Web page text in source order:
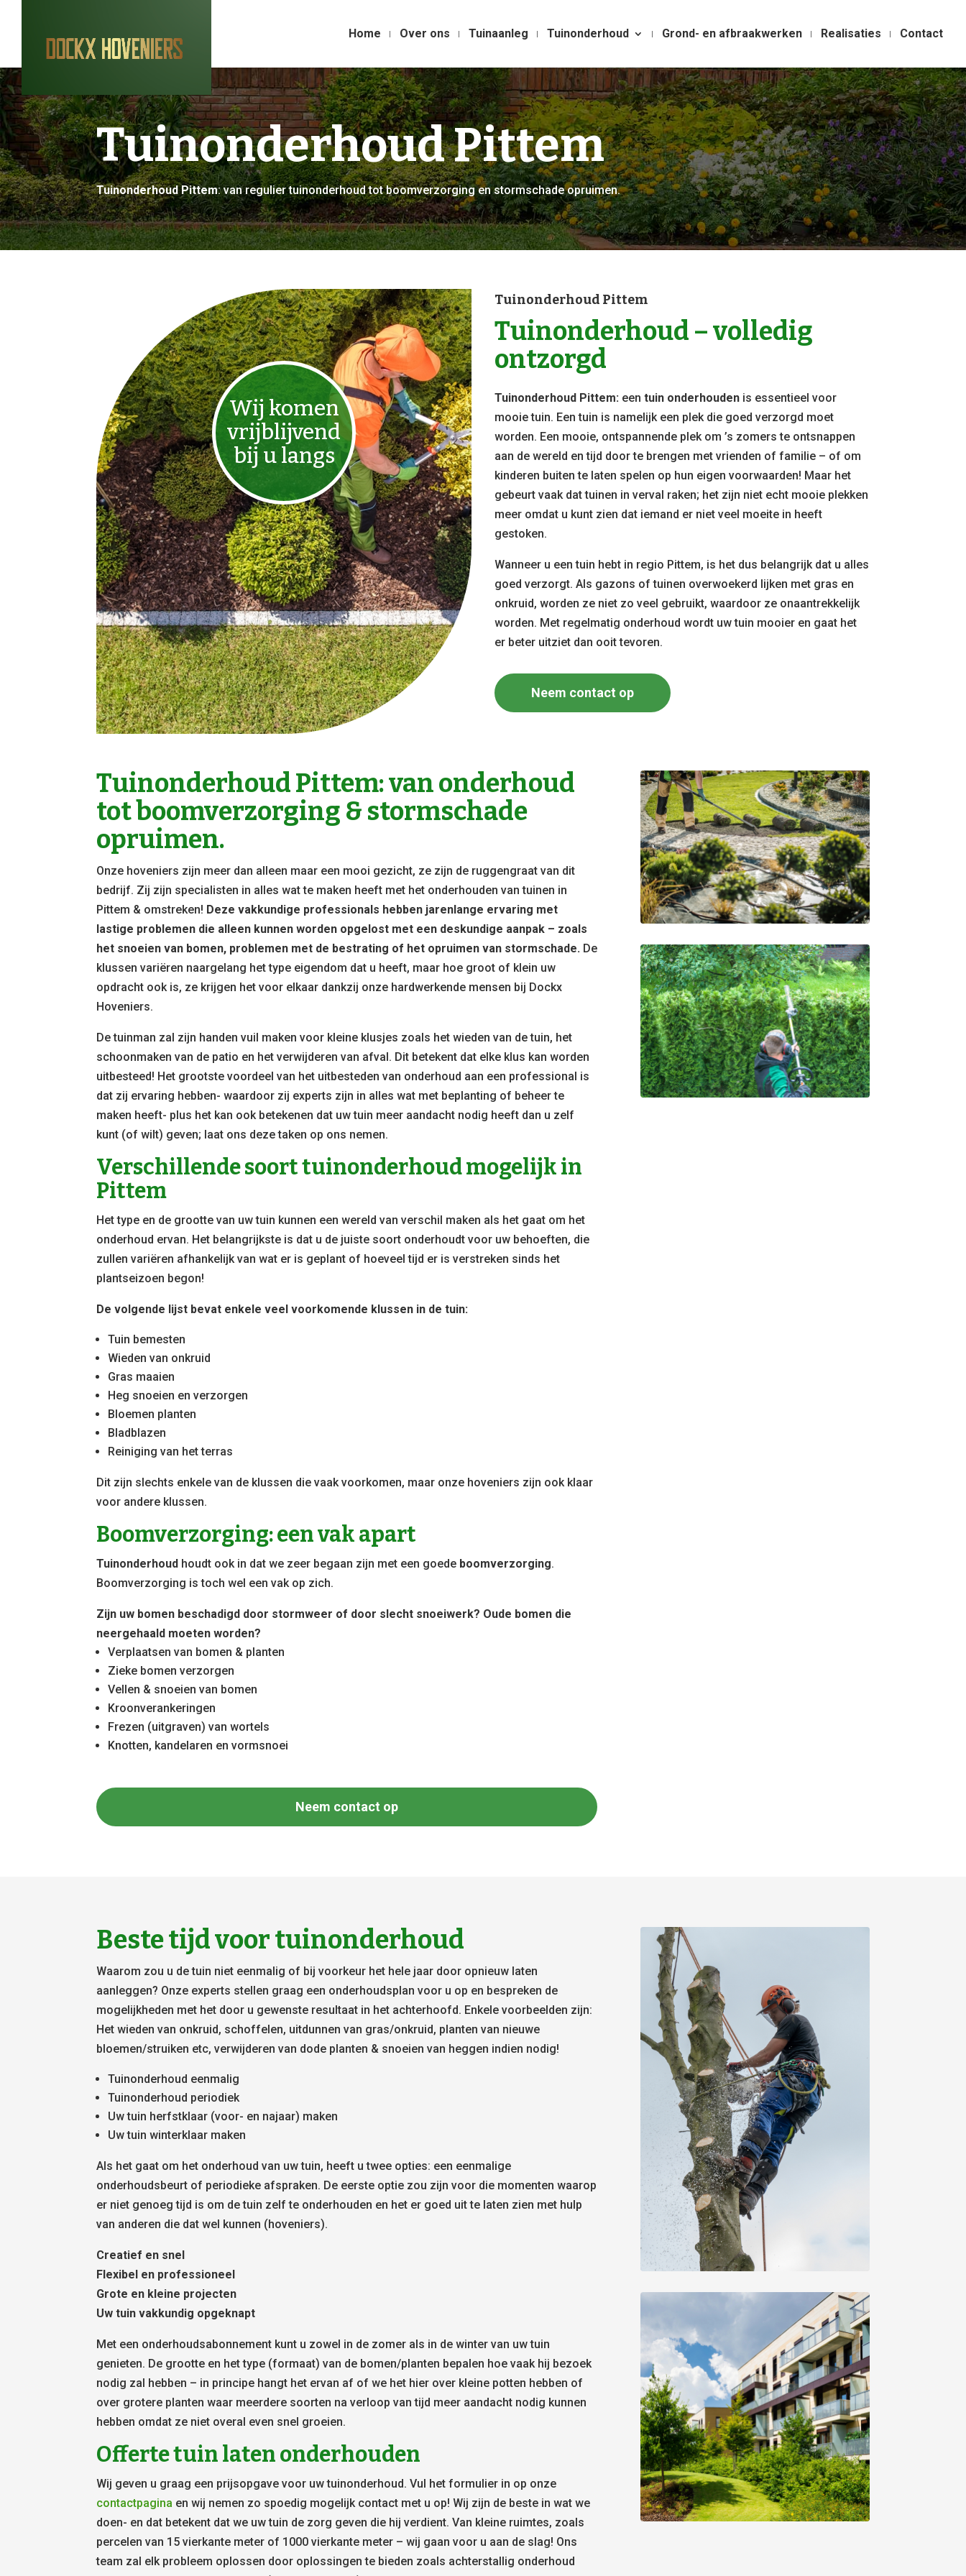
Home Over ons Tuinaanleg Tuinonderhoud Grond- en afbraakwerken Realisaties Contact
Tuinonderhoud Pittem
Tuinonderhoud Pittem: van regulier tuinonderhoud tot boomverzorging en stormschade opruimen.
Wij komen
vrijblijvend
bij u langs
Tuinonderhoud Pittem
Tuinonderhoud – volledig
ontzorgd
Tuinonderhoud Pittem: eentuin onderhouden is essentieel voor
mooie tuin. Een tuin is namelijk een plek die goed verzorgd moet
worden. Een mooie, ontspannende plek om ’s zomers te ontsnappen
aan de wereld en tijd door te brengen met vrienden of familie – of om
kinderen buiten te laten spelen op hun eigen voorwaarden! Maar het
gebeurt vaak dat tuinen in verval raken; het zijn niet echt mooie plekken
meer omdat u kunt zien dat iemand er niet veel moeite in heeft
gestoken.
Wanneer u een tuin hebt in regio Pittem, is het dus belangrijk dat u alles
goed verzorgt. Als gazons of tuinen overwoekerd lijken met gras en
onkruid, worden ze niet zo veel gebruikt, waardoor ze onaantrekkelijk
worden. Met regelmatig onderhoud wordt uw tuin mooier en gaat het
er beter uitziet dan ooit tevoren.
Neem contact op
Tuinonderhoud Pittem: van onderhoud
tot boomverzorging & stormschade
opruimen.
Onze hoveniers zijn meer dan alleen maar een mooi gezicht, ze zijn de ruggengraat van dit
bedrijf. Zij zijn specialisten in alles wat te maken heeft met het onderhouden van tuinen in
Pittem & omstreken! Deze vakkundige professionals hebben jarenlange ervaring met
lastige problemen die alleen kunnen worden opgelost met een deskundige aanpak – zoals
het snoeien van bomen, problemen met de bestrating of het opruimen van stormschade. De
klussen variëren naargelang het type eigendom dat u heeft, maar hoe groot of klein uw
opdracht ook is, ze krijgen het voor elkaar dankzij onze hardwerkende mensen bij Dockx
Hoveniers.
De tuinman zal zijn handen vuil maken voor kleine klusjes zoals het wieden van de tuin, het
schoonmaken van de patio en het verwijderen van afval. Dit betekent dat elke klus kan worden
uitbesteed! Het grootste voordeel van het uitbesteden van onderhoud aan een professional is
dat zij ervaring hebben- waardoor zij experts zijn in alles wat met beplanting of beheer te
maken heeft- plus het kan ook betekenen dat uw tuin meer aandacht nodig heeft dan u zelf
kunt (of wilt) geven; laat ons deze taken op ons nemen.
Verschillende soort tuinonderhoud mogelijk in
Pittem
Het type en de grootte van uw tuin kunnen een wereld van verschil maken als het gaat om het
onderhoud ervan. Het belangrijkste is dat u de juiste soort onderhoudt voor uw behoeften, die
zullen variëren afhankelijk van wat er is geplant of hoeveel tijd er is verstreken sinds het
plantseizoen begon!
De volgende lijst bevat enkele veel voorkomende klussen in de tuin:
Tuin bemesten
Wieden van onkruid
Gras maaien
Heg snoeien en verzorgen
Bloemen planten
Bladblazen
Reiniging van het terras
Dit zijn slechts enkele van de klussen die vaak voorkomen, maar onze hoveniers zijn ook klaar
voor andere klussen.
Boomverzorging: een vak apart
Tuinonderhoud houdt ook in dat we zeer begaan zijn met een goede boomverzorging.
Boomverzorging is toch wel een vak op zich.
Zijn uw bomen beschadigd door stormweer of door slecht snoeiwerk? Oude bomen die
neergehaald moeten worden?
Verplaatsen van bomen & planten
Zieke bomen verzorgen
Vellen & snoeien van bomen
Kroonverankeringen
Frezen (uitgraven) van wortels
Knotten, kandelaren en vormsnoei
Neem contact op
Beste tijd voor tuinonderhoud
Waarom zou u de tuin niet eenmalig of bij voorkeur het hele jaar door opnieuw laten
aanleggen? Onze experts stellen graag een onderhoudsplan voor u op en bespreken de
mogelijkheden met het door u gewenste resultaat in het achterhoofd. Enkele voorbeelden zijn:
Het wieden van onkruid, schoffelen, uitdunnen van gras/onkruid, planten van nieuwe
bloemen/struiken etc, verwijderen van dode planten & snoeien van heggen indien nodig!
Tuinonderhoud eenmalig
Tuinonderhoud periodiek
Uw tuin herfstklaar (voor- en najaar) maken
Uw tuin winterklaar maken
Als het gaat om het onderhoud van uw tuin, heeft u twee opties: een eenmalige
onderhoudsbeurt of periodieke afspraken. De eerste optie zou zijn voor die momenten waarop
er niet genoeg tijd is om de tuin zelf te onderhouden en het er goed uit te laten zien met hulp
van anderen die dat wel kunnen (hoveniers).
Creatief en snel
Flexibel en professioneel
Grote en kleine projecten
Uw tuin vakkundig opgeknapt
Met een onderhoudsabonnement kunt u zowel in de zomer als in de winter van uw tuin
genieten. De grootte en het type (formaat) van de bomen/planten bepalen hoe vaak hij bezoek
nodig zal hebben – in principe hangt het ervan af of we het hier over kleine potten hebben of
over grotere planten waar meerdere soorten na verloop van tijd meer aandacht nodig kunnen
hebben omdat ze niet overal even snel groeien.
Offerte tuin laten onderhouden
Wij geven u graag een prijsopgave voor uw tuinonderhoud. Vul het formulier in op onze
contactpagina en wij nemen zo spoedig mogelijk contact met u op! Wij zijn de beste in wat we
doen- en dat betekent dat we uw tuin de zorg geven die hij verdient. Van kleine ruimtes, zoals
percelen van 15 vierkante meter of 1000 vierkante meter – wij gaan voor u aan de slag! Ons
team zal elk probleem oplossen door oplossingen te bieden zoals achterstallig onderhoud